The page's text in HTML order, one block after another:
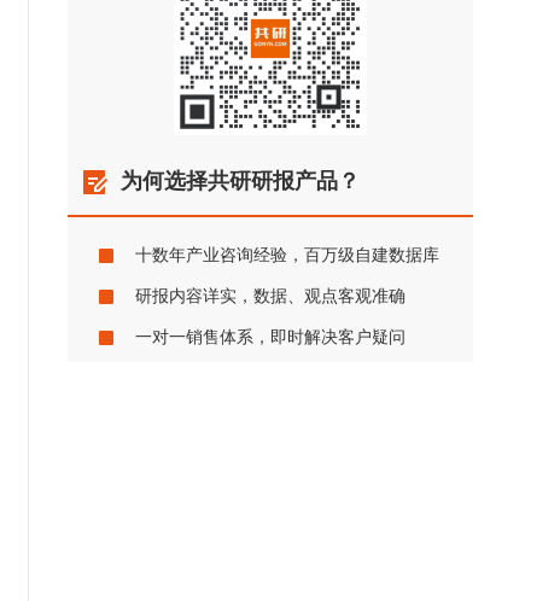
为何选择共研研报产品？
十数年产业咨询经验，百万级自建数据库
研报内容详实，数据、观点客观准确
一对一销售体系，即时解决客户疑问